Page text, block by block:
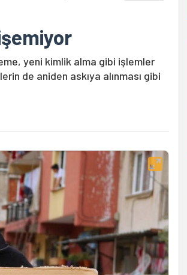
yeni kimlik alma gibi işlemler
de aniden askıya alınması gibi